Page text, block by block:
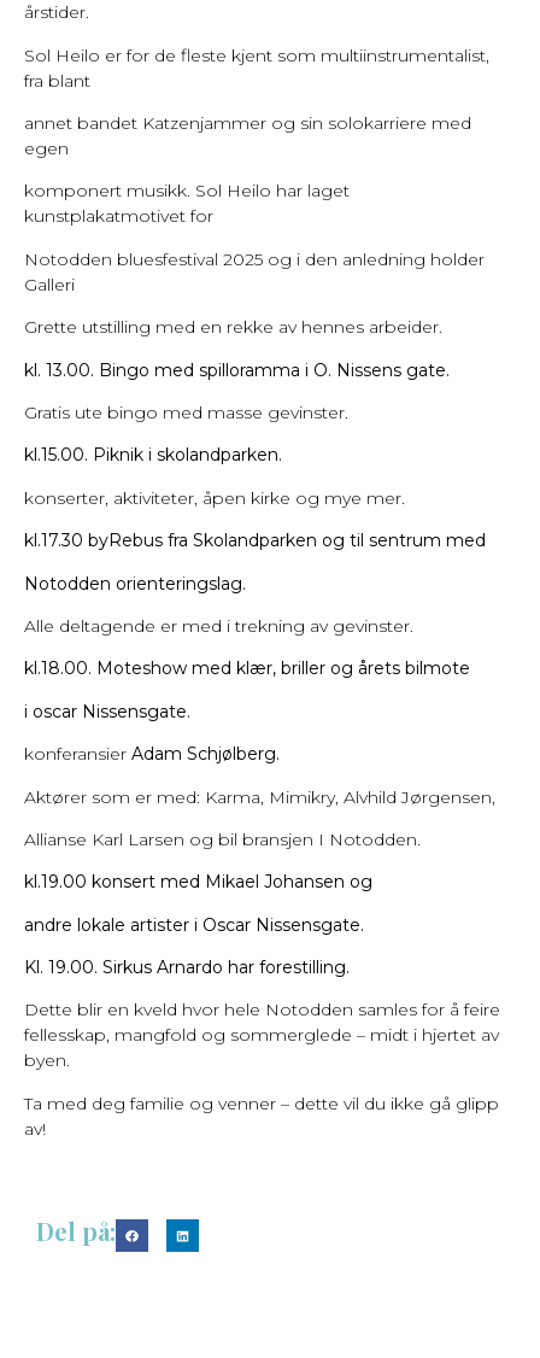
årstider.
Sol Heilo er for de fleste kjent som multiinstrumentalist,
fra blant
annet bandet Katzenjammer og sin solokarriere med
egen
komponert musikk. Sol Heilo har laget
kunstplakatmotivet for
Notodden bluesfestival 2025 og i den anledning holder
Galleri
Grette utstilling med en rekke av hennes arbeider.
kl. 13.00. Bingo med spilloramma i O. Nissens gate.
Gratis ute bingo med masse gevinster.
kl.15.00. Piknik i skolandparken.
konserter, aktiviteter, åpen kirke og mye mer.
kl.17.30 byRebus fra Skolandparken og til sentrum med
Notodden orienteringslag.
Alle deltagende er med i trekning av gevinster.
kl.18.00. Moteshow med klær, briller og årets bilmote
i oscar Nissensgate.
konferansier Adam Schjølberg.
Aktører som er med: Karma, Mimikry, Alvhild Jørgensen,
Allianse Karl Larsen og bil bransjen I Notodden.
kl.19.00 konsert med Mikael Johansen og
andre lokale artister i Oscar Nissensgate.
Kl. 19.00. Sirkus Arnardo har forestilling.
Dette blir en kveld hvor hele Notodden samles for å feire
fellesskap, mangfold og sommerglede – midt i hjertet av
byen.
Ta med deg familie og venner – dette vil du ikke gå glipp
av!
Del på: